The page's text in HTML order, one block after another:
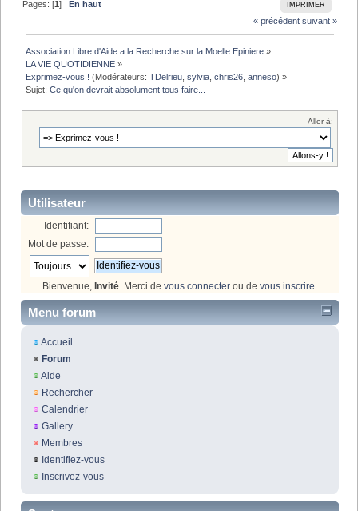
IMPRIMER
Pages: [1]En haut
« précédent suivant »
Association Libre d'Aide a la Recherche sur la Moelle Epiniere »
LA VIE QUOTIDIENNE »
Exprimez-vous ! (Modérateurs:TDelrieu ,sylvia ,chris26 ,anneso) »
Sujet:Ce qu'on devrait absolument tous faire...
Aller à:
Utilisateur
Identifiant:
Mot de passe:
Bienvenue, Invité . Merci de vous connecter ou de vous inscrire
Menu forum
Accueil
Forum
Aide
Rechercher
Calendrier
Gallery
Membres
Identifiez-vous
Inscrivez-vous